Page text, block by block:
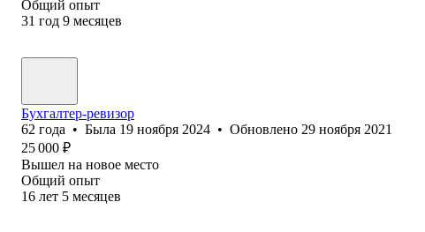
Общий опыт
31 год 9 месяцев
Бухгалтер-ревизор
62 года • Была 19 ноября 2024 • Обновлено 29 ноября 2021
25 000 ₽
Вышел на новое место
Общий опыт
16 лет 5 месяцев